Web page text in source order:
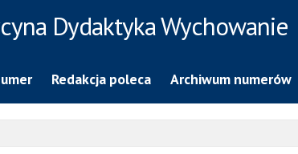
Dydaktyka Wychowanie
Redakcja poleca Archiwum numerów